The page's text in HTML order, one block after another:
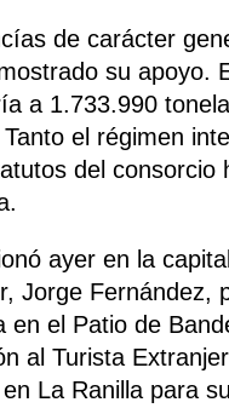
de carácter
su apoyo.
a 1.733.990
el régimen
del consorcio
ayer en la
Jorge Fernández,
en el Patio de
al Turista
La Ranilla para